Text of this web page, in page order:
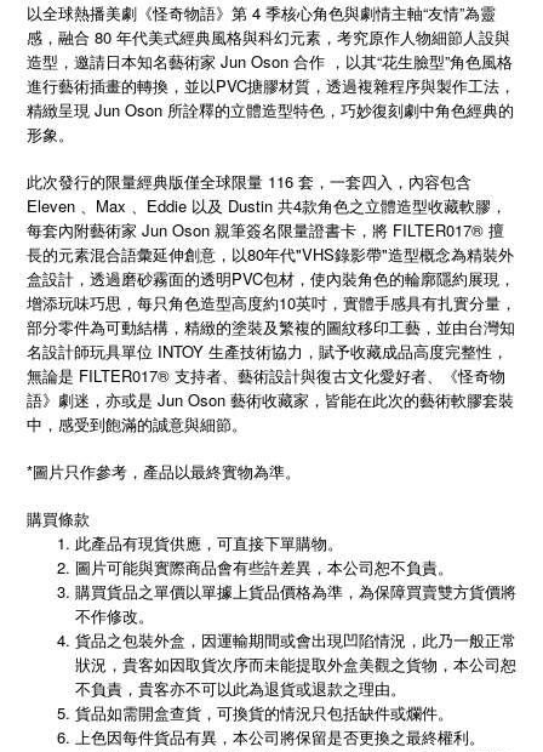
以全球熱播美劇《怪奇物語》第 4 季核心角色與劇情主軸“友情”為靈
感，融合 80 年代美式經典風格與科幻元素，考究原作人物細節人設與
造型，邀請日本知名藝術家 Jun Oson 合作 ，以其“花生臉型”角色風格
進行藝術插畫的轉換，並以PVC搪膠材質，透過複雜程序與製作工法，
精緻呈現 Jun Oson 所詮釋的立體造型特色，巧妙復刻劇中角色經典的
形象。
此次發行的限量經典版僅全球限量 116 套，一套四入，內容包含
Eleven 、Max 、Eddie 以及 Dustin 共4款角色之立體造型收藏軟膠，
每套內附藝術家 Jun Oson 親筆簽名限量證書卡，將 FILTER017® 擅
長的元素混合語彙延伸創意，以80年代"VHS錄影帶"造型概念為精裝外
盒設計，透過磨砂霧面的透明PVC包材，使內裝角色的輪廓隱約展現，
增添玩味巧思，每只角色造型高度約10英吋，實體手感具有扎實分量，
部分零件為可動結構，精緻的塗裝及繁複的圖紋移印工藝，並由台灣知
名設計師玩具單位 INTOY 生產技術協力，賦予收藏成品高度完整性，
無論是 FILTER017® 支持者、藝術設計與復古文化愛好者、《怪奇物
語》劇迷，亦或是 Jun Oson 藝術收藏家，皆能在此次的藝術軟膠套裝
中，感受到飽滿的誠意與細節。
*圖片只作參考，產品以最終實物為準。
購買條款
此產品有現貨供應，可直接下單購物。
圖片可能與實際商品會有些許差異，本公司恕不負責。
購買貨品之單價以單據上貨品價格為準，為保障買賣雙方貨價將
不作修改。
貨品之包裝外盒，因運輸期間或會出現凹陷情況，此乃一般正常
狀況，貴客如因取貨次序而未能提取外盒美觀之貨物，本公司恕
不負責，貴客亦不可以此為退貨或退款之理由。
貨品如需開盒查貨，可換貨的情況只包括缺件或爛件。
上色因每件貨品有異，本公司將保留是否更換之最終權利。